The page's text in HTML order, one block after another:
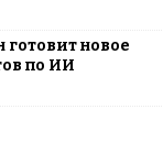
готовит новое
по ИИ